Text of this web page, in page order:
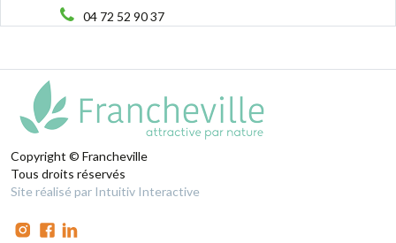
04 72 52 90 37
Copyright © Francheville
Tous droits réservés
Site réalisé par Intuitiv Interactive